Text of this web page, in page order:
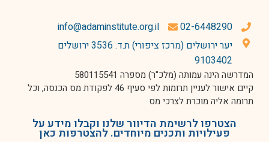
02-6448290
info@adaminstitute.org.il
יער ירושלים (מרכז ציפורי) ת.ד. 3536 ירושלים
9103402
המדרשה הינה עמותה (מלכ"ר) מספרה 580115541
קיים אישור לעניין תרומות לפי סעיף 46 לפקודת מס הכנסה, וכל
תרומה אליה מוכרת לצרכי מס
הצטרפו לרשימת הדיוור שלנו וקבלו מידע על
פעילויות ותכנים מיוחדים. להצטרפות כאן